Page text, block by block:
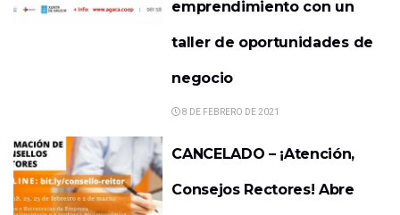
emprendimiento con un
taller de oportunidades de
negocio
8 DE FEBRERO DE 2021
CANCELADO – ¡Atención,
Consejos Rectores! Abre